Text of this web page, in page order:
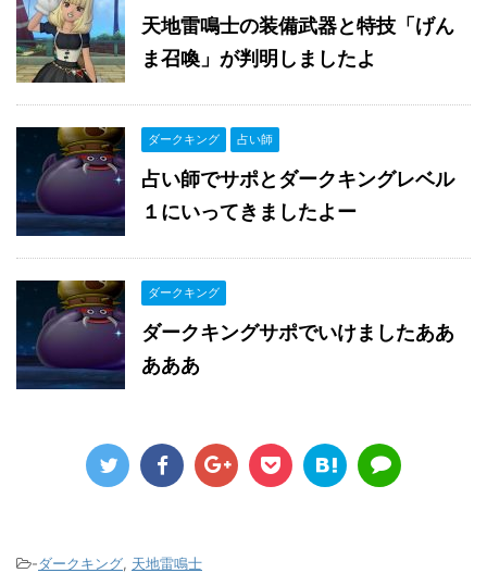
天地雷鳴士の装備武器と特技「げん
ま召喚」が判明しましたよ
ダークキング 占い師
占い師でサポとダークキングレベル
１にいってきましたよー
ダークキング
ダークキングサポでいけましたああ
あああ
-ダークキング, 天地雷鳴士